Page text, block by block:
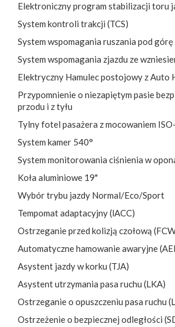
Elektroniczny program stabilizacji toru
System kontroli trakcji (TCS)
System wspomagania ruszania pod górę
System wspomagania zjazdu ze
Elektryczny Hamulec postojowy z Auto
Przypomnienie o niezapiętym pasie
przodu i z tyłu
Tylny fotel pasażera z mocowaniem
System kamer 540°
System monitorowania ciśnienia w
Koła aluminiowe 19"
Wybór trybu jazdy Normal/Eco/Sport
Tempomat adaptacyjny (lACC)
Ostrzeganie przed kolizją czołową
Automatyczne hamowanie awaryjne
Asystent jazdy w korku (TJA)
Asystent utrzymania pasa ruchu (LKA)
Ostrzeganie o opuszczeniu pasa ruchu
Ostrzeżenie o bezpiecznej odległości